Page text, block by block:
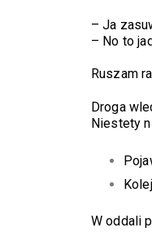
– Ja
– No to
Ruszam
Droga
Niestety
W oddali